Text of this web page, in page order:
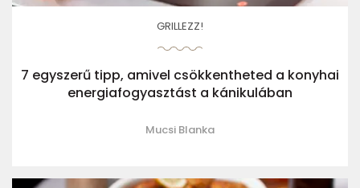
GRILLEZZ!
7 egyszerű tipp, amivel csökkentheted a konyhai
energiafogyasztást a kánikulában
Mucsi Blanka